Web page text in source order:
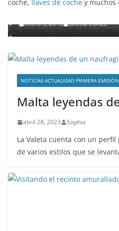
coche, llaves de coche y muchos
detalles
enero 3, 2018 Grecia Cortez
NOTICIAS ACTUALIDAD PRIMERA EMISIÓN
Malta leyendas
abril 28, 2023 Sophia
La Valeta cuenta con un
de varios estilos que se